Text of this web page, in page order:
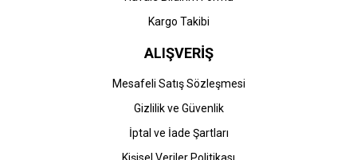
Gönder
Kargo Takibi
ALIŞVERİŞ
Mesafeli Satış Sözleşmesi
Gizlilik ve Güvenlik
İptal ve İade Şartları